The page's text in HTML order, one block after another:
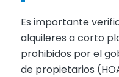
Es importante
alquileres a corto
prohibidos por el
de propietarios